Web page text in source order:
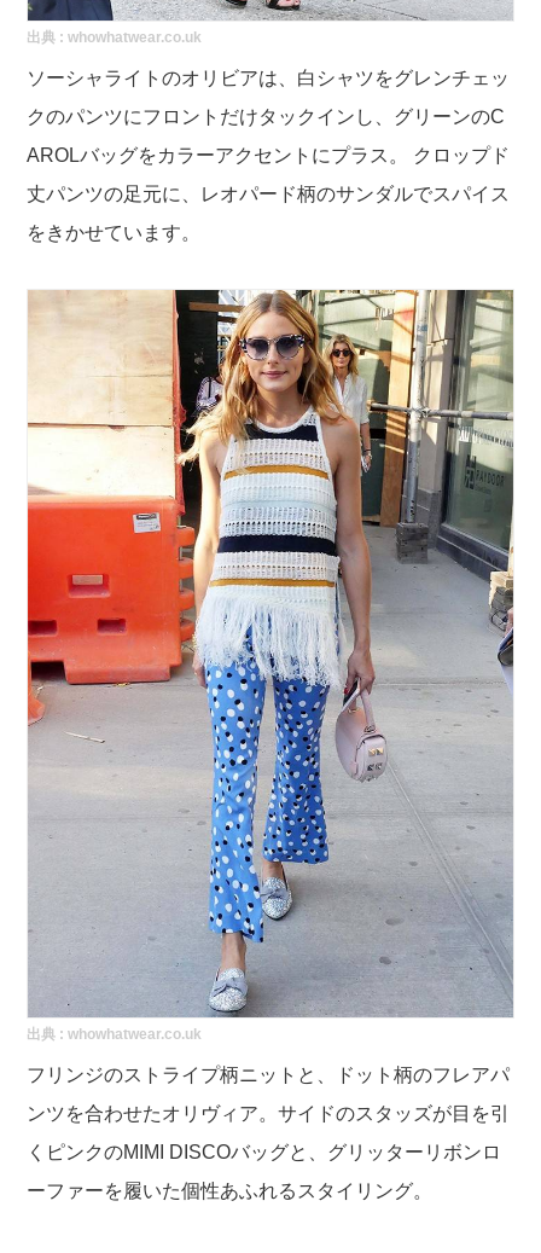
出典 :whowhatwear.co.uk
ソーシャライトのオリビアは、白シャツをグレンチェッ
クのパンツにフロントだけタックインし、グリーンのC
AROLバッグをカラーアクセントにプラス。 クロップド
丈パンツの足元に、レオパード柄のサンダルでスパイス
をきかせています。
出典 :whowhatwear.co.uk
フリンジのストライプ柄ニットと、ドット柄のフレアパ
ンツを合わせたオリヴィア。サイドのスタッズが目を引
くピンクのMIMI DISCOバッグと、グリッターリボンロ
ーファーを履いた個性あふれるスタイリング。